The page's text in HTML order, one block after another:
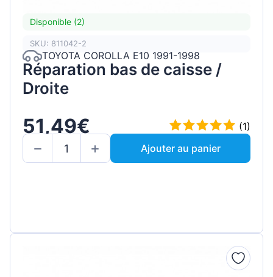
Disponible (2)
SKU: 811042-2
TOYOTA COROLLA E10 1991-1998
Réparation bas de caisse /
Droite
51,49€
(1)
Ajouter au panier